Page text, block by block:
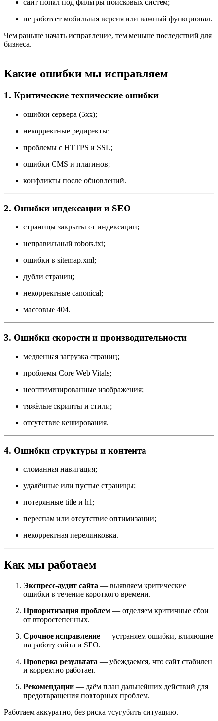
сайт попал под фильтры поисковых систем;
не работает мобильная версия или важный функционал.
Чем раньше начать исправление, тем меньше последствий для
бизнеса.
Какие ошибки мы исправляем
1. Критические технические ошибки
ошибки сервера (5xx);
некорректные редиректы;
проблемы с HTTPS и SSL;
ошибки CMS и плагинов;
конфликты после обновлений.
2. Ошибки индексации и SEO
страницы закрыты от индексации;
неправильный robots.txt;
ошибки в sitemap.xml;
дубли страниц;
некорректные canonical;
массовые 404.
3. Ошибки скорости и производительности
медленная загрузка страниц;
проблемы Core Web Vitals;
неоптимизированные изображения;
тяжёлые скрипты и стили;
отсутствие кеширования.
4. Ошибки структуры и контента
сломанная навигация;
удалённые или пустые страницы;
потерянные title и h1;
переспам или отсутствие оптимизации;
некорректная перелинковка.
Как мы работаем
Экспресс-аудит сайта — выявляем критические
ошибки в течение короткого времени.
Приоритизация проблем — отделяем критичные сбои
от второстепенных.
Срочное исправление — устраняем ошибки, влияющие
на работу сайта и SEO.
Проверка результата — убеждаемся, что сайт стабилен
и корректно работает.
Рекомендации — даём план дальнейших действий для
предотвращения повторных проблем.
Работаем аккуратно, без риска усугубить ситуацию.